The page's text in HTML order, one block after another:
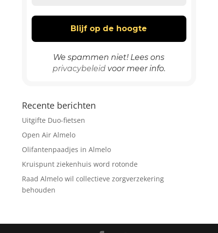
We spammen niet! Lees ons
privacybeleidvoor meer info.
Recente berichten
Uitgifte Duo-fietsen
Open Air Almelo
Olifantenpaadjes in Almelo
Kruispunt ziekenhuis word rotonde
Raad Almelo wil collectieve zorgverzekering
behouden